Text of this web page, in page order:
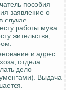
пособия
заявление о
случае
работы мужа
жительства,
и адрес
отдела
дело
Выдача